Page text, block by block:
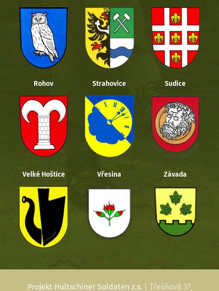
Rohov Strahovice Sudice
Velké Hoštice Vřesina Závada
Projekt Hultschiner Soldaten z.s. | Třešňová 37,